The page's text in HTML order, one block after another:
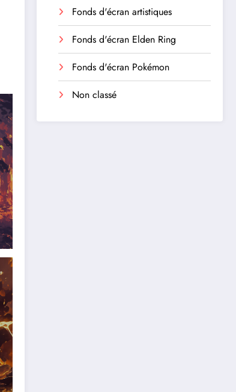
Fonds d'écran artistiques
Fonds d'écran Elden Ring
Fonds d'écran Pokémon
Non classé